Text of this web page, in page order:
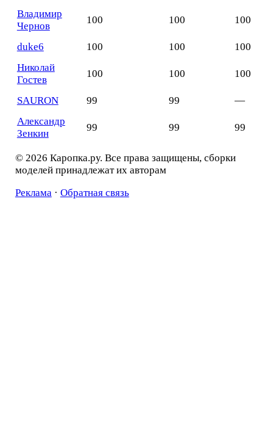
Владимир
Чернов
100 100 100
duke6 100 100
100
Николай
Гостев
100 100 100
SAURON 99 99
—
Александр
Зенкин
99 99 99
© 2026 Каропка.ру. Все права защищены, сборки
моделей принадлежат их авторам
Реклама· Обратная связь